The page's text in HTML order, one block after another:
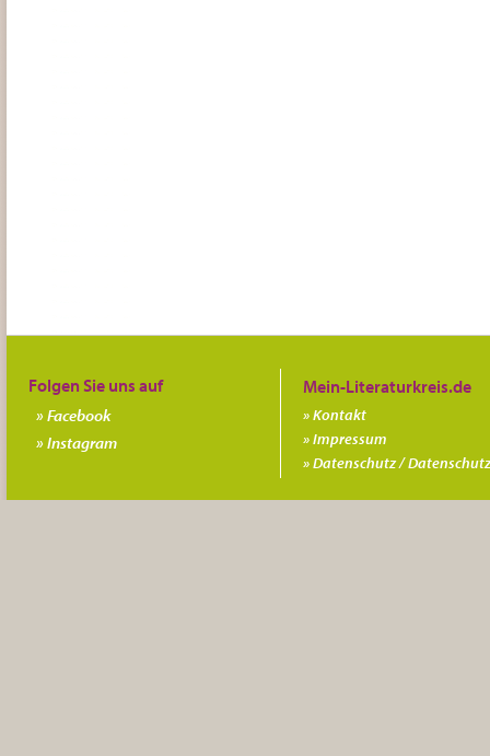
Kontakt
Impressum
Datenschutz /
Folgen Sie uns auf
Facebook
Instagram